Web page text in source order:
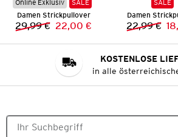
Online Exklusiv
SALE
Damen Strickpullover
Vorheriger Preis:
29,99 € Neuer Preis:
22,00 €
SALE
Damen
22,99 €
KOSTENLOSE
in alle